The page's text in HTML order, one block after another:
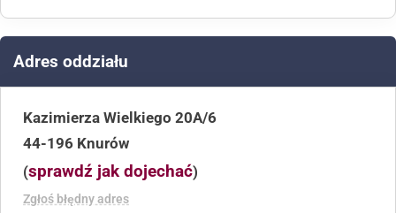
Adres oddziału
Kazimierza Wielkiego 20A/6
44-196 Knurów
(sprawdź jak dojechać)
Zgłoś błędny adres